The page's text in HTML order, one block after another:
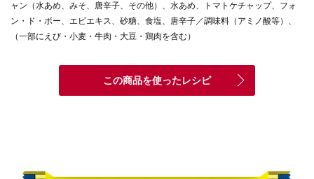
ャン（水あめ、みそ、唐辛子、その他）、水あめ、トマトケチャップ、フォ
ン・ド・ボー、エビエキス、砂糖、食塩、唐辛子／調味料（アミノ酸等）、
（一部にえび・小麦・牛肉・大豆・鶏肉を含む）
この商品を使ったレシピ